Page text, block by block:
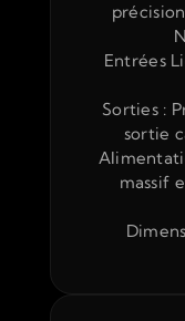
Entrées
Sorties :
sortie
massif